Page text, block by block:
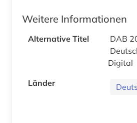
Weitere Informationen
Alternative Titel
DAB
Digital
Länder